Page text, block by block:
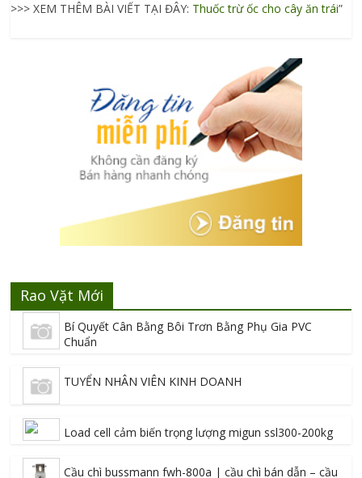
>>> XEM THÊM BÀI VIẾT TẠI ĐÂY: Thuốc trừ ốc cho cây ăn trái”
Rao Vặt Mới
Bí Quyết Cân Bằng Bôi Trơn Bằng Phụ Gia PVC
Chuẩn
TUYỂN NHÂN VIÊN KINH DOANH
Load cell cảm biến trọng lượng migun ssl300-200kg
Cầu chì bussmann fwh-800a | cầu chì bán dẫn – cầu